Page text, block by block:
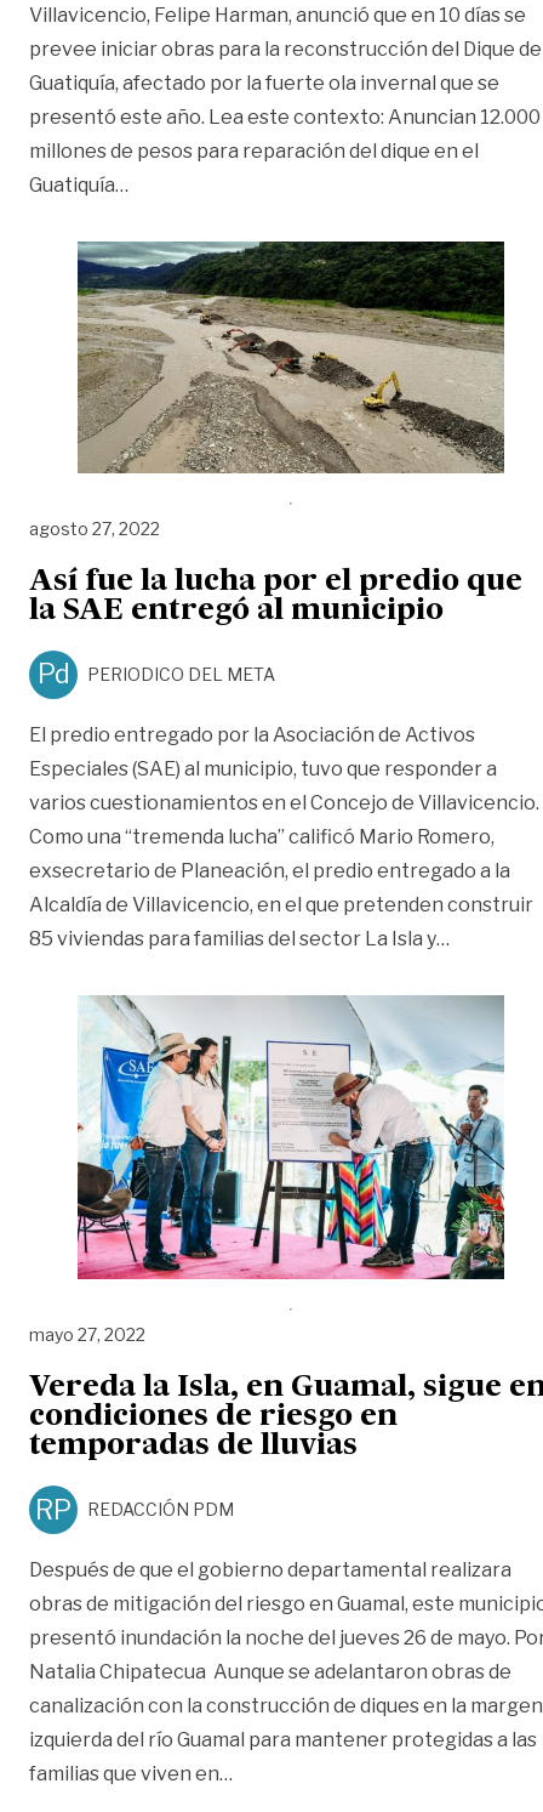
Villavicencio, Felipe Harman, anunció que en 10 días se
prevee iniciar obras para la reconstrucción del Dique
Guatiquía, afectado por la fuerte ola invernal que se
presentó este año. Lea este contexto: Anuncian 12.000
millones de pesos para reparación del dique en el
Guatiquía…
agosto 27, 2022
Así fue la lucha por el predio que
la SAE entregó al municipio
Pd PERIODICO DEL META
El predio entregado por la Asociación de Activos
Especiales (SAE) al municipio, tuvo que responder a
varios cuestionamientos en el Concejo de Villavicencio.
Como una “tremenda lucha” calificó Mario Romero,
exsecretario de Planeación, el predio entregado a la
Alcaldía de Villavicencio, en el que pretenden construir
85 viviendas para familias del sector La Isla y…
mayo 27, 2022
Vereda la Isla, en Guamal, sigue
condiciones de riesgo en
temporadas de lluvias
RP REDACCIÓN PDM
Después de que el gobierno departamental realizara
obras de mitigación del riesgo en Guamal, este
presentó inundación la noche del jueves 26 de mayo.
Natalia Chipatecua Aunque se adelantaron obras de
canalización con la construcción de diques en la margen
izquierda del río Guamal para mantener protegidas a las
familias que viven en…